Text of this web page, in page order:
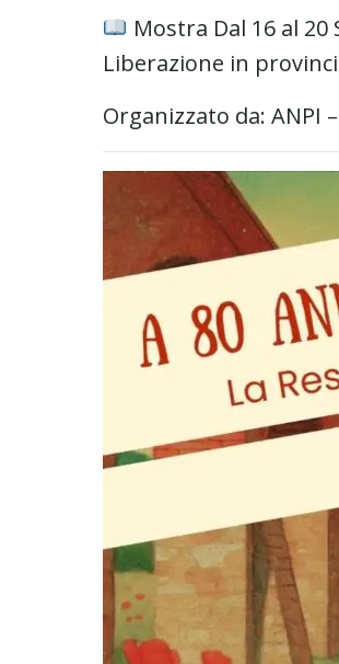
Mostra Dal 16 al
Liberazione in
Organizzato da: ANPI